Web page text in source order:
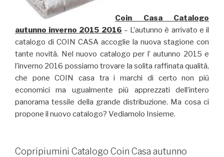
Coin Casa Catalogo
autunno inverno 2015 2016 – L’autunno è arrivato e il
catalogo di COIN CASA accoglie la nuova stagione con
tante novità. Nel nuovo catalogo per l’ autunno 2015 e
l’inverno 2016 possiamo trovare la solita raffinata qualità,
che pone COIN casa tra i marchi di certo non più
economici ma ugualmente più apprezzati dell’intero
panorama tessile della grande distribuzione. Ma cosa ci
propone il nuovo catalogo? Vediamolo Insieme.
Copripiumini Catalogo Coin Casa autunno